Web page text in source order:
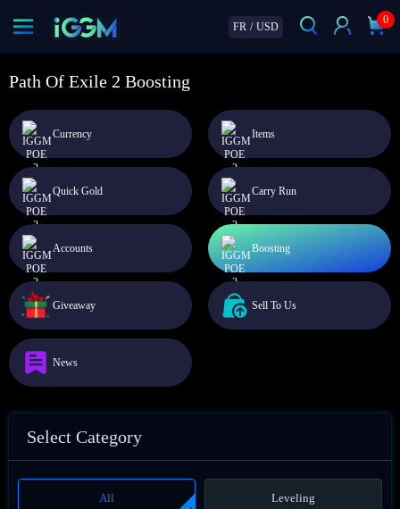
FR / USD
0
Path Of Exile 2 Boosting
Currency Items
Quick Gold Carry Run
Accounts Boosting
Giveaway Sell To Us
News
Select Category
All Leveling